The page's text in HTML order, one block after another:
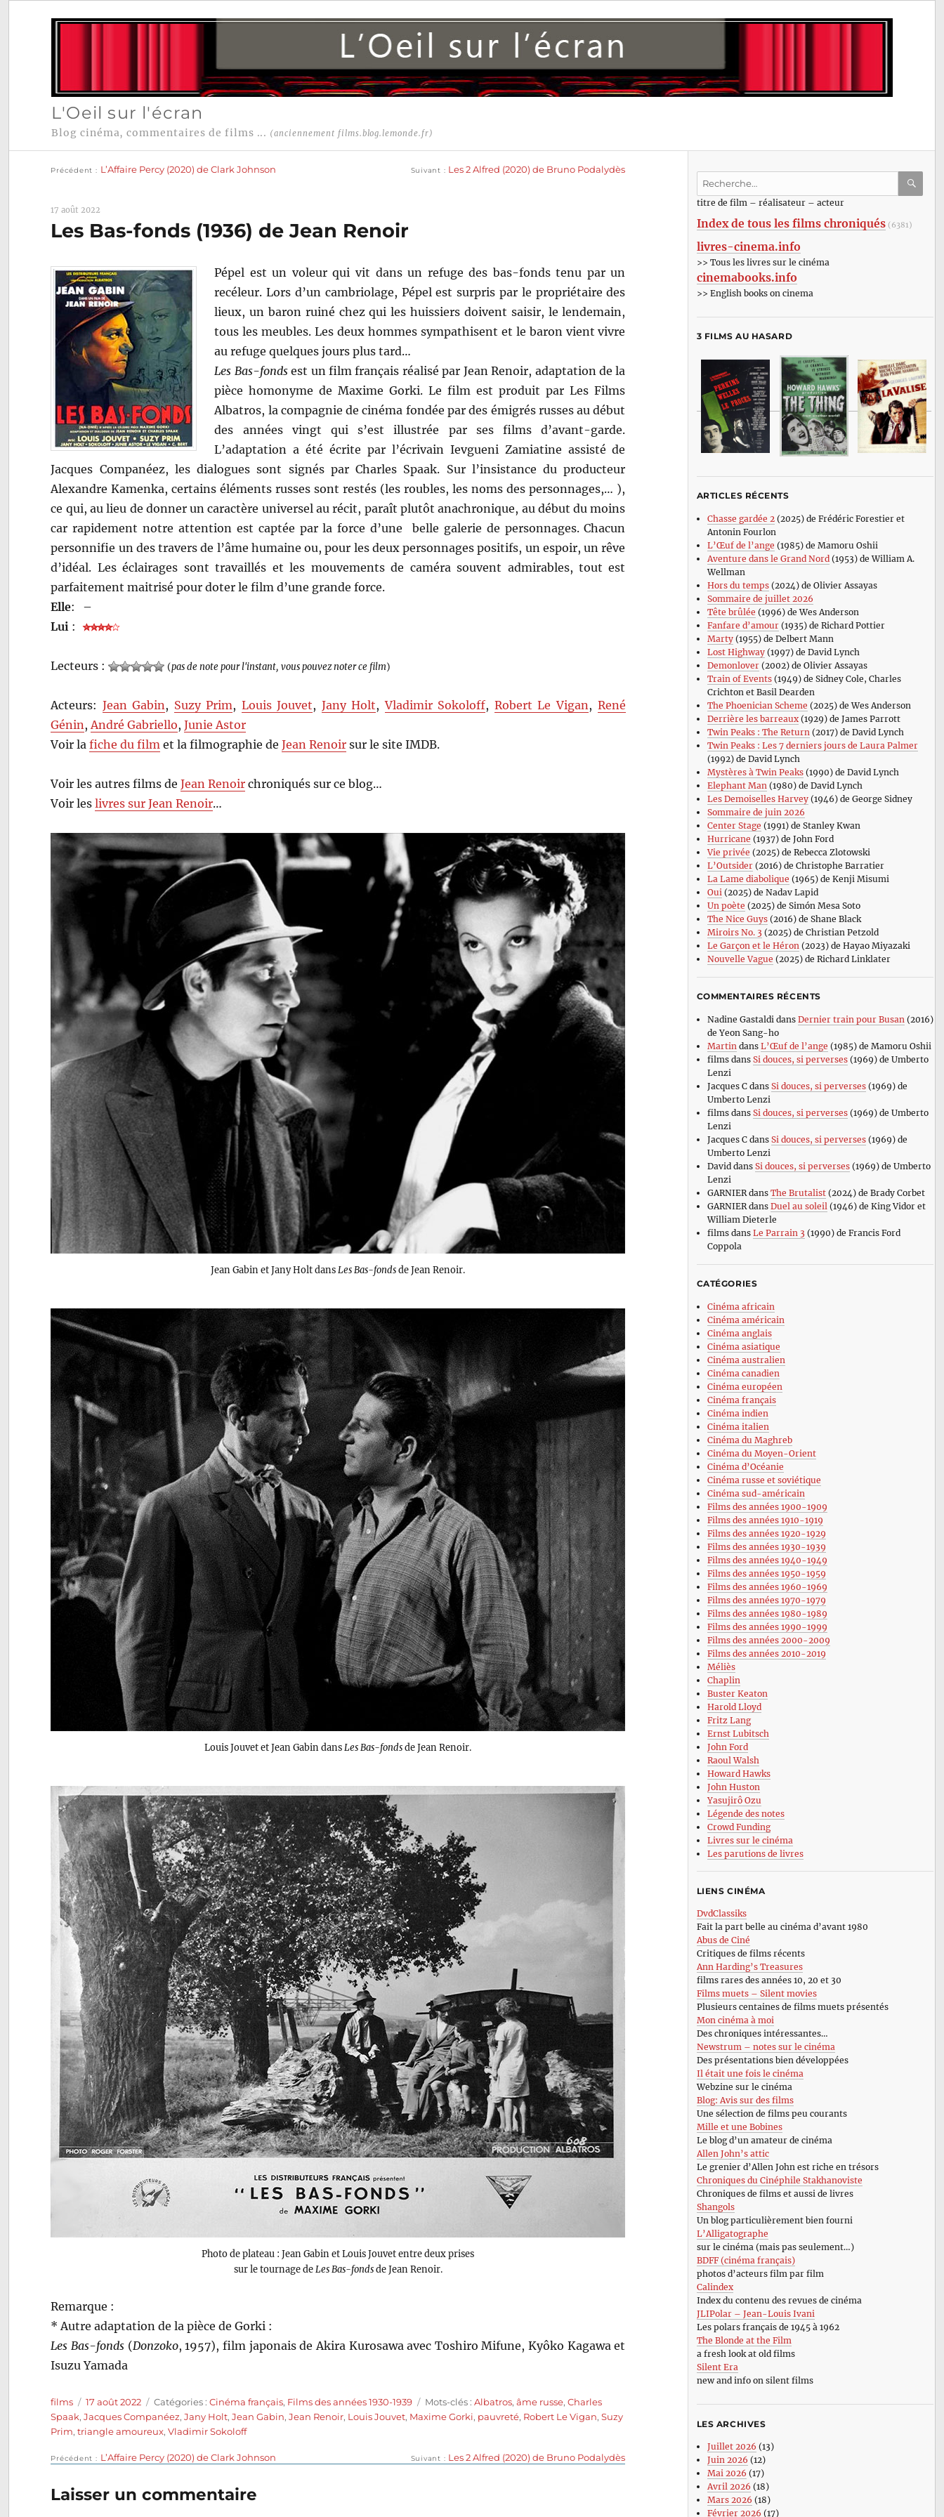
L'Oeil sur l'écran
Blog cinéma, commentaires de films ... (anciennement films.blog.lemonde.fr)
Navigation
l’article
Précédent L’Affaire Percy (2020) de Clark Johnson Suivant Les 2 Alfred (2020) de Bruno Podalydès
17 août 2022
Les Bas-fonds (1936) de Jean Renoir
Pépel est un voleur qui vit dans un refuge des bas-fonds tenu par un
recéleur. Lors d’un cambriolage, Pépel est surpris par le propriétaire des
lieux, un baron ruiné chez qui les huissiers doivent saisir, le lendemain,
tous les meubles. Les deux hommes sympathisent et le baron vient vivre
au refuge quelques jours plus tard…
Les Bas-fondsest un film français réalisé par Jean Renoir, adaptation de la
pièce homonyme de Maxime Gorki. Le film est produit par Les Films
Albatros, la compagnie de cinéma fondée par des émigrés russes au début
des années vingt qui s’est illustrée par ses films d’avant-garde.
L’adaptation a été écrite par l’écrivain Ievgueni Zamiatine assisté de
Jacques Companéez, les dialogues sont signés par Charles Spaak. Sur l’insistance du producteur
Alexandre Kamenka, certains éléments russes sont restés (les roubles, les noms des personnages,… ),
ce qui, au lieu de donner un caractère universel au récit, paraît plutôt anachronique, au début du moins
car rapidement notre attention est captée par la force d’une belle galerie de personnages. Chacun
personnifie un des travers de l’âme humaine ou, pour les deux personnages positifs, un espoir, un rêve
d’idéal. Les éclairages sont travaillés et les mouvements de caméra souvent admirables, tout est
parfaitement maitrisé pour doter le film d’une grande force.
Elle:
–
Lui :
Lecteurs : (pas de note pour l'instant, vous pouvez noter ce film)
Acteurs: Jean Gabin , Suzy Prim, Louis Jouvet, Jany Holt,Vladimir Sokoloff, Robert Le Vigan , René
Génin , André Gabriello,Junie Astor
Voir lafiche du film et la filmographie deJean Renoir sur le site IMDB.
Voir les autres films deJean Renoir chroniqués sur ce blog…
Voir leslivres sur Jean Renoir…
Jean Gabin et Jany Holt dans Les Bas-fondsde Jean Renoir.
Louis Jouvet et Jean Gabin dans Les Bas-fondsde Jean Renoir.
Photo de plateau : Jean Gabin et Louis Jouvet entre deux prises
sur le tournage de Les Bas-fondsde Jean Renoir.
Remarque :
* Autre adaptation de la pièce de Gorki :
Les Bas-fonds(Donzoko, 1957), film japonais de Akira Kurosawa avec Toshiro Mifune, Kyôko Kagawa et
Isuzu Yamada
Auteur
films
Publié
le
17 août 2022 Catégories
Catégories :Cinéma français, Films des années 1930-1939 Étiquettes
Mots-clés :Albatros,âme russe,Charles
Spaak,Jacques Companéez,Jany Holt,Jean Gabin,Jean Renoir, Louis Jouvet, Maxime Gorki, pauvreté, Robert Le Vigan,Suzy
Prim,triangle amoureux,Vladimir Sokoloff
Navigation
de
Précédent
Publication
L’Affaire Percy (2020) de Clark Johnson Suivant
Publication
Les 2 Alfred (2020) de Bruno Podalydès
Laisser un commentaire
Recherche
:titre de film – réalisateur – acteur
Index de tous les films chroniqués (6381)
livres-cinema.info
>> Tous les livres sur le cinéma
cinemabooks.info
>> English books on cinema
3 FILMS AU HASARD
ARTICLES RÉCENTS
Chasse gardée 2(2025) de Frédéric Forestier et
Antonin Fourlon
L’Œuf de l’ange (1985) de Mamoru Oshii
Aventure dans le Grand Nord(1953) de William A.
Wellman
Hors du temps(2024) de Olivier Assayas
Sommaire de juillet 2026
Tête brûlée (1996) de Wes Anderson
Fanfare d’amour(1935) de Richard Pottier
Marty(1955) de Delbert Mann
Lost Highway(1997) de David Lynch
Demonlover(2002) de Olivier Assayas
Train of Events(1949) de Sidney Cole, Charles
Crichton et Basil Dearden
The Phoenician Scheme (2025) de Wes Anderson
Derrière les barreaux(1929) de James Parrott
Twin Peaks : The Return(2017) de David Lynch
Twin Peaks : Les 7 derniers jours de Laura Palmer
(1992) de David Lynch
Mystères à Twin Peaks(1990) de David Lynch
Elephant Man(1980) de David Lynch
Les Demoiselles Harvey(1946) de George Sidney
Sommaire de juin 2026
Center Stage (1991) de Stanley Kwan
Hurricane (1937) de John Ford
Vie privée (2025) de Rebecca Zlotowski
L’Outsider(2016) de Christophe Barratier
La Lame diabolique (1965) de Kenji Misumi
Oui(2025) de Nadav Lapid
Un poète (2025) de Simón Mesa Soto
The Nice Guys(2016) de Shane Black
Miroirs No. 3 (2025) de Christian Petzold
Le Garçon et le Héron(2023) de Hayao Miyazaki
Nouvelle Vague (2025) de Richard Linklater
COMMENTAIRES RÉCENTS
Nadine Gastaldi dans Dernier train pour Busan (2016)
de Yeon Sang-ho
Martin dans L’Œuf de l’ange (1985) de Mamoru Oshii
filmsdans Si douces, si perverses(1969) de Umberto
Lenzi
Jacques Cdans Si douces, si perverses(1969) de
Umberto Lenzi
filmsdans Si douces, si perverses(1969) de Umberto
Lenzi
Jacques Cdans Si douces, si perverses(1969) de
Umberto Lenzi
David dans Si douces, si perverses(1969) de Umberto
Lenzi
GARNIERdans The Brutalist(2024) de Brady Corbet
GARNIERdans Duel au soleil (1946) de King Vidor et
William Dieterle
filmsdans Le Parrain 3 (1990) de Francis Ford
Coppola
CATÉGORIES
Cinéma africain
Cinéma américain
Cinéma anglais
Cinéma asiatique
Cinéma australien
Cinéma canadien
Cinéma européen
Cinéma français
Cinéma indien
Cinéma italien
Cinéma du Maghreb
Cinéma du Moyen-Orient
Cinéma d’Océanie
Cinéma russe et soviétique
Cinéma sud-américain
Films des années 1900-1909
Films des années 1910-1919
Films des années 1920-1929
Films des années 1930-1939
Films des années 1940-1949
Films des années 1950-1959
Films des années 1960-1969
Films des années 1970-1979
Films des années 1980-1989
Films des années 1990-1999
Films des années 2000-2009
Films des années 2010-2019
Méliès
Chaplin
Buster Keaton
Harold Lloyd
Fritz Lang
Ernst Lubitsch
John Ford
Raoul Walsh
Howard Hawks
John Huston
Yasujirô Ozu
Légende des notes
Crowd Funding
Livres sur le cinéma
Les parutions de livres
LIENS CINÉMA
DvdClassiks
Fait la part belle au cinéma d’avant 1980
Abus de Ciné
Critiques de films récents
Ann Harding’s Treasures
films rares des années 10, 20 et 30
Films muets – Silent movies
Plusieurs centaines de films muets présentés
Mon cinéma à moi
Des chroniques intéressantes…
Newstrum – notes sur le cinéma
Des présentations bien développées
Il était une fois le cinéma
Webzine sur le cinéma
Blog: Avis sur des films
Une sélection de films peu courants
Mille et une Bobines
Le blog d’un amateur de cinéma
Allen John’s attic
Le grenier d’Allen John est riche en trésors
Chroniques du Cinéphile Stakhanoviste
Chroniques de films et aussi de livres
Shangols
Un blog particulièrement bien fourni
L’Alligatographe
sur le cinéma (mais pas seulement…)
BDFF (cinéma français)
photos d’acteurs film par film
Calindex
Index du contenu des revues de cinéma
JLIPolar – Jean-Louis Ivani
Les polars français de 1945 à 1962
The Blonde at the Film
a fresh look at old films
Silent Era
new and info on silent films
LES ARCHIVES
Juillet 2026 (13)
Juin 2026 (12)
Mai 2026 (17)
Avril 2026 (18)
Mars 2026 (18)
Février 2026 (17)